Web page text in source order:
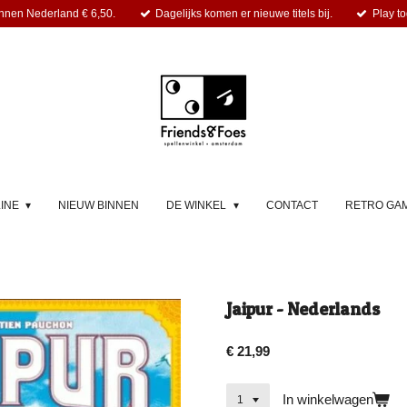
Nederland € 6,50. Dagelijks komen er nieuwe titels bij. Play
NIEUW BINNEN DE WINKEL CONTACT RETRO
Jaipur - Nederlands
€ 21,99
In winkelwagen